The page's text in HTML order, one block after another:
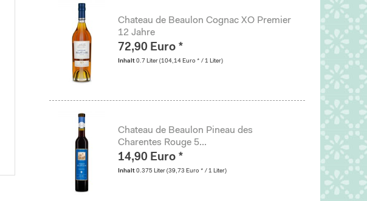
Chateau de Beaulon Cognac XO Premier
12 Jahre
72,90 Euro *
Inhalt 0.7 Liter (104,14 Euro * / 1 Liter)
Chateau de Beaulon Pineau des
Charentes Rouge 5...
14,90 Euro *
Inhalt 0.375 Liter (39,73 Euro * / 1 Liter)